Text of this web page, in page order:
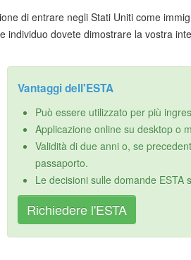
di entrare negli Stati Uniti come
dovete dimostrare la vostra
Vantaggi dell'ESTA
Può essere utilizzato per più
Applicazione online su desktop o
Validità di due anni o, se
passaporto.
Le decisioni sulle domande ESTA
Richiedere l'ESTA